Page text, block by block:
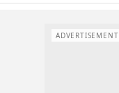
ADVERTISEMENT